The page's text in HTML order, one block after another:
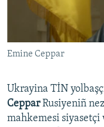
Українською
RFE/RS bütün
Emine Ceppar
Ukrayina TİN
CepparRusiyeniñ
mahkemesi siyasetçi